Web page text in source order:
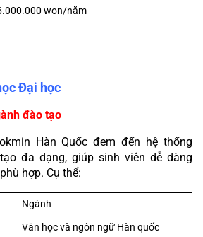
won/năm
Đại học
đào tạo
Hàn Quốc đem đến hệ thống
đa dạng, giúp sinh viên dễ dàng
hợp. Cụ thể:
Ngành
Văn học và ngôn ngữ Hàn quốc